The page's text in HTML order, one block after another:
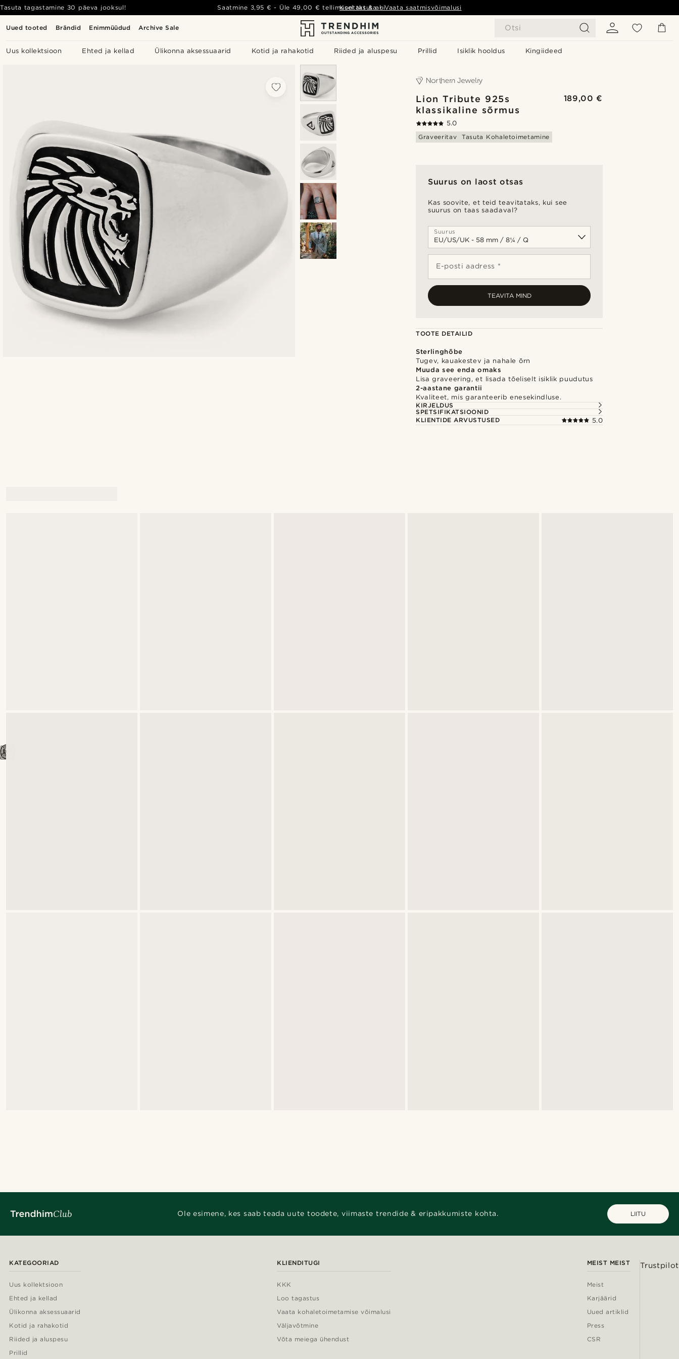
Uued tooted Brändid Enimmüüdud Archive Sale Otsi
Uus kollektsioon Ehted ja kellad Ülikonna aksessuaarid Kotid ja rahakotid Riided ja aluspesu Prillid Isiklik hooldus Kingiideed
Tasuta tagastamine 30 päeva jooksul! Saatmine 3,95 € - Üle 49,00 € tellimusel tasuta- Vaata saatmisvõimalusi
Kontakt & abi
Lion Tribute 925s
klassikaline sõrmus
189,00 €
5.0
Graveeritav
Tasuta Kohaletoimetamine
Suurus on laost otsas
Kas soovite, et teid teavitataks, kui see
suurus on taas saadaval?
Suurus
E-posti aadress *
TEAVITA MIND
TOOTE DETAILID
Sterlinghõbe
Tugev, kauakestev ja nahale õrn
Muuda see enda omaks
Lisa graveering, et lisada tõeliselt isiklik puudutus
2-aastane garantii
Kvaliteet, mis garanteerib enesekindluse.
KIRJELDUS
SPETSIFIKATSIOONID
KLIENTIDE ARVUSTUSED
5.0
Ole esimene, kes saab teada uute toodete, viimaste trendide & eripakkumiste kohta. LIITU
KATEGOORIAD
Uus kollektsioon
Ehted ja kellad
Ülikonna aksessuaarid
Kotid ja rahakotid
Riided ja aluspesu
Prillid
KLIENDITUGI
KKK
Loo tagastus
Vaata kohaletoimetamise võimalusi
Väljavõtmine
Võta meiega ühendust
MEIST MEIST
Meist
Karjäärid
Uued artiklid
Press
CSR
Trustpilot